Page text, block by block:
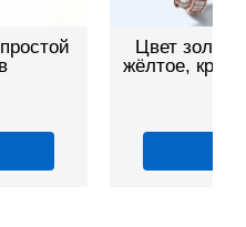
Цвет
жёлтое,